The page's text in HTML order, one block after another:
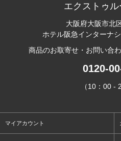
エクストゥ
大阪府大阪市北
ホテル阪急インターナ
商品のお取寄せ・お問い合
0120-
（10：00 -
マイアカウント